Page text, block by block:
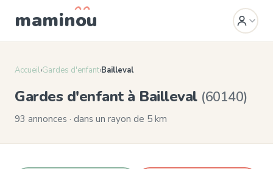
maminou
Accueil›Gardes d'enfant›Bailleval
Gardes d'enfant à Bailleval (60140)
93 annonces · dans un rayon de 5 km